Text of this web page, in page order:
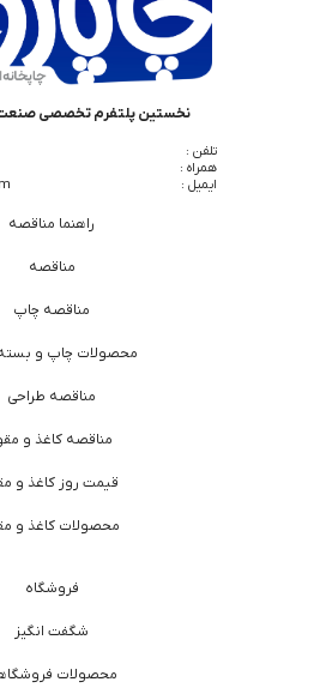
نخستین پلتفرم تخصصی صنعت
تلفن :
همراه :
ایمیل :
راهنما مناقصه
مناقصه
مناقصه چاپ
محصولات چاپ و
مناقصه طراحی
مناقصه کاغذ و
قیمت روز کاغذ و
محصولات کاغذ و
فروشگاه
شگفت انگیز
محصولات